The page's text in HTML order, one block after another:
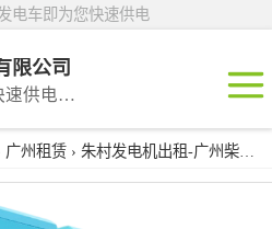
电车即为您快速供电
限公司
满足噪声低、油耗小且能快速供电的租赁产品
广州租赁 › 朱村发电机出租-广州柴油发电机租赁业务